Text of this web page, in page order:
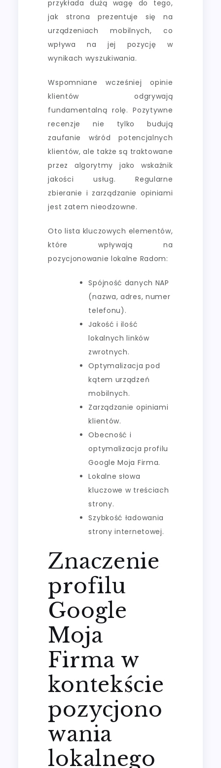
przykłada dużą wagę do tego,
jak strona prezentuje się na
urządzeniach mobilnych, co
wpływa na jej pozycję w
wynikach wyszukiwania.
Wspomniane wcześniej opinie
klientów odgrywają
fundamentalną rolę. Pozytywne
recenzje nie tylko budują
zaufanie wśród potencjalnych
klientów, ale także są traktowane
przez algorytmy jako wskaźnik
jakości usług. Regularne
zbieranie i zarządzanie opiniami
jest zatem nieodzowne.
Oto lista kluczowych elementów,
które wpływają na
pozycjonowanie lokalne Radom:
Spójność danych NAP
(nazwa, adres, numer
telefonu).
Jakość i ilość
lokalnych linków
zwrotnych.
Optymalizacja pod
kątem urządzeń
mobilnych.
Zarządzanie opiniami
klientów.
Obecność i
optymalizacja profilu
Google Moja Firma.
Lokalne słowa
kluczowe w treściach
strony.
Szybkość ładowania
strony internetowej.
Znaczenie
profilu
Google
Moja
Firma w
kontekście
pozycjono
wania
lokalnego